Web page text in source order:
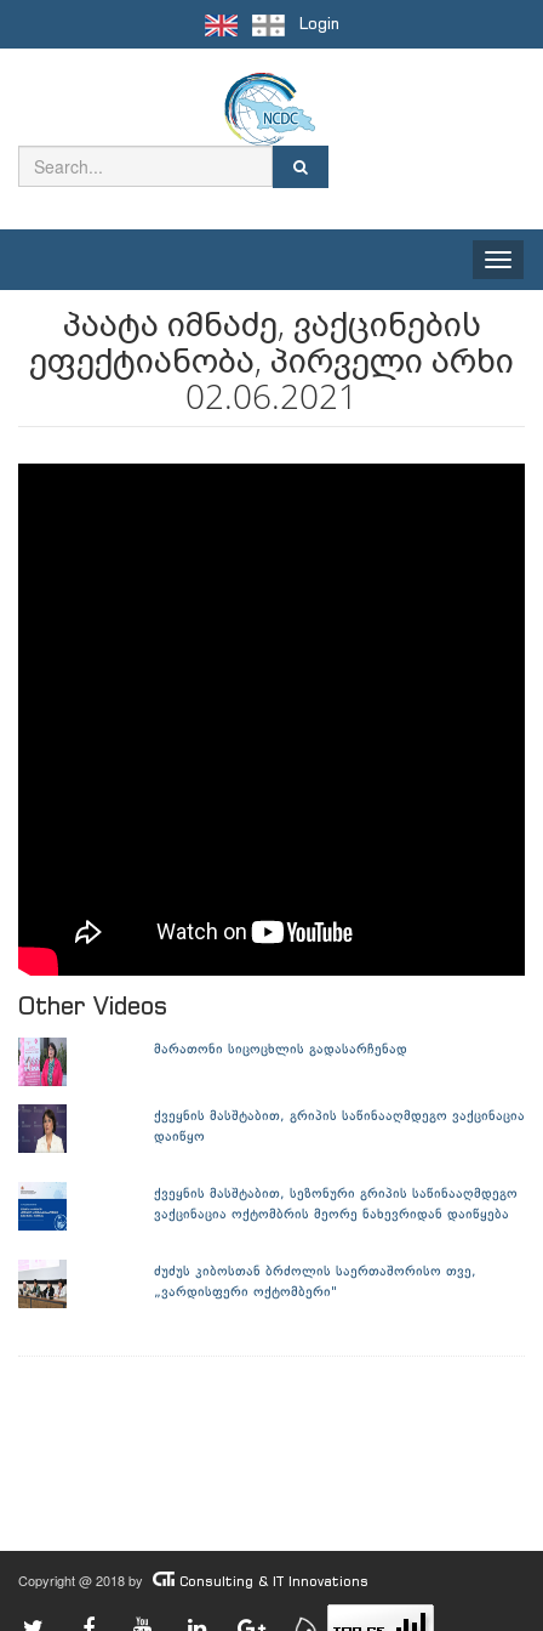
Login
Toggle
პაატა იმნაძე, ვაქცინების
ეფექტიანობა, პირველი არხი
02.06.2021
Other Videos
მარათონი სიცოცხლის გადასარჩენად
ქვეყნის მასშტაბით, გრიპის საწინააღმდეგო ვაქცინაცია
დაიწყო
ქვეყნის მასშტაბით, სეზონური გრიპის საწინააღმდეგო
ვაქცინაცია ოქტომბრის მეორე ნახევრიდან დაიწყება
ძუძუს კიბოსთან ბრძოლის საერთაშორისო თვე,
„ვარდისფერი ოქტომბერი"
Copyright @ 2018 by Consulting & IT Innovations